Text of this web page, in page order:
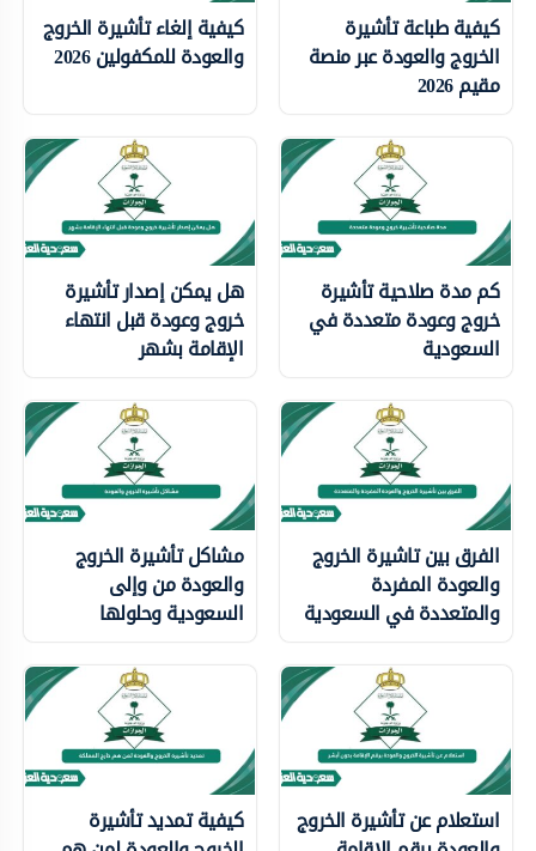
كيفية طباعة تأشيرة
الخروج والعودة عبر منصة
مقيم 2026
كيفية إلغاء تأشيرة الخروج
والعودة للمكفولين 2026
كم مدة صلاحية تأشيرة
خروج وعودة متعددة في
السعودية
هل يمكن إصدار تأشيرة
خروج وعودة قبل انتهاء
الإقامة بشهر
الفرق بين تاشيرة الخروج
والعودة المفردة
والمتعددة في السعودية
مشاكل تأشيرة الخروج
والعودة من وإلى
السعودية وحلولها
استعلام عن تأشيرة الخروج كيفية تمديد تأشيرة